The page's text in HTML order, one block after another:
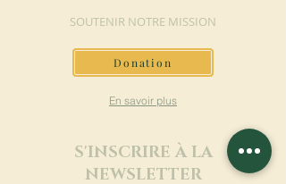
SOUTENIR NOTRE MISSION
Donation
En savoir plus
S'INSCRIRE À LA
NEWSLETTER